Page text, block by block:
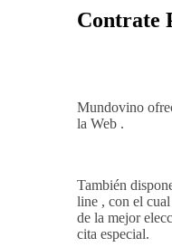
Contrate
También
line , con el cual